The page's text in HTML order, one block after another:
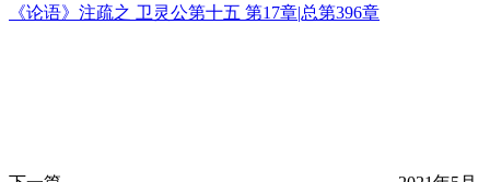
《论语》注疏之 卫灵公第十五 第17章|总第396章